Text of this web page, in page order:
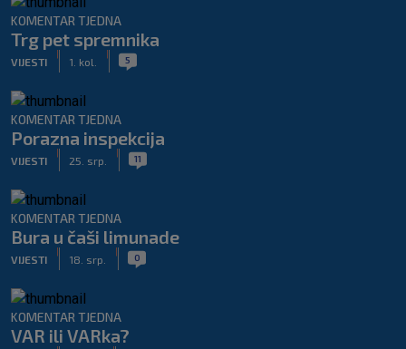
KOMENTAR TJEDNA
Trg pet spremnika
VIJESTI 1. kol. 5
KOMENTAR TJEDNA
Porazna inspekcija
VIJESTI 25. srp. 11
KOMENTAR TJEDNA
Bura u čaši limunade
VIJESTI 18. srp. 0
KOMENTAR TJEDNA
VAR ili VARka?